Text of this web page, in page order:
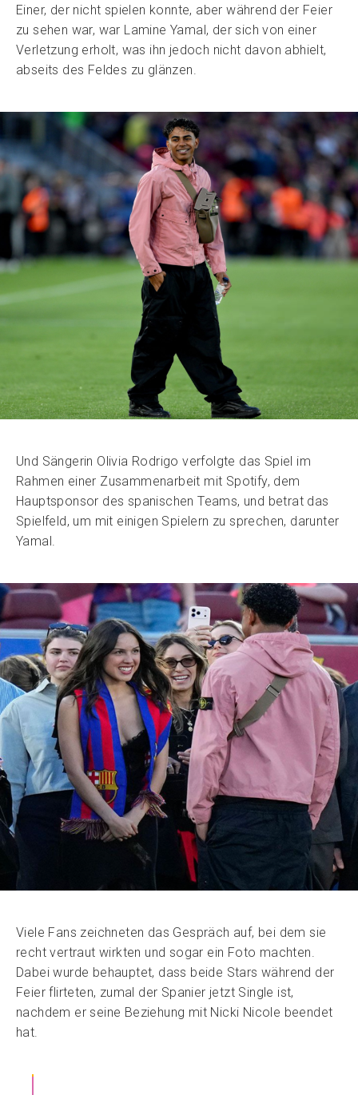
Einer, der nicht spielen konnte, aber während der Feier
zu sehen war, war Lamine Yamal, der sich von einer
Verletzung erholt, was ihn jedoch nicht davon abhielt,
abseits des Feldes zu glänzen.
Und Sängerin Olivia Rodrigo verfolgte das Spiel im
Rahmen einer Zusammenarbeit mit Spotify, dem
Hauptsponsor des spanischen Teams, und betrat das
Spielfeld, um mit einigen Spielern zu sprechen, darunter
Yamal.
Viele Fans zeichneten das Gespräch auf, bei dem sie
recht vertraut wirkten und sogar ein Foto machten.
Dabei wurde behauptet, dass beide Stars während der
Feier flirteten, zumal der Spanier jetzt Single ist,
nachdem er seine Beziehung mit Nicki Nicole beendet
hat.